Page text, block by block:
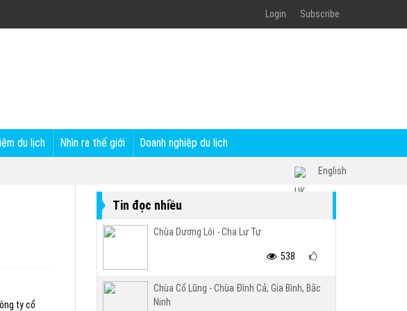
Login Subscribe
du lịch Nhìn ra thế giới Doanh nghiệp du lịch
English
ty cổ
Tin đọc nhiều
Chùa Dương Lôi - Cha Lư Tự
538
Chùa Cổ Lũng - Chùa Đình Cả, Gia Bình, Bắc
Ninh